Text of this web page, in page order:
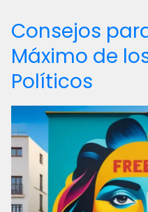
Consejos
Máximo de
Políticos